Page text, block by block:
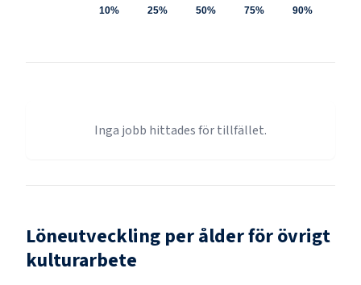
10% 25% 50% 75% 90%
Inga jobb hittades för tillfället.
Löneutveckling per ålder förövrigt
kulturarbete